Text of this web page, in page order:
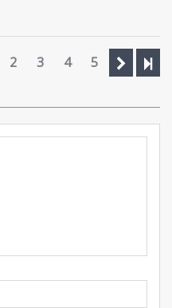
2 3 4 5